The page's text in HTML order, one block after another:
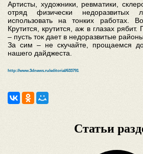
Артисты, художники, ревматики,
отряд физически
использовать на тонких работах.
Крутится, крутится, аж в глазах
– пусть ток дает в недоразвитые
За сим – не скучайте, прощаемся
нашего дайджеста.
http://www.3dnews.ru/editorial/633791
Статьи